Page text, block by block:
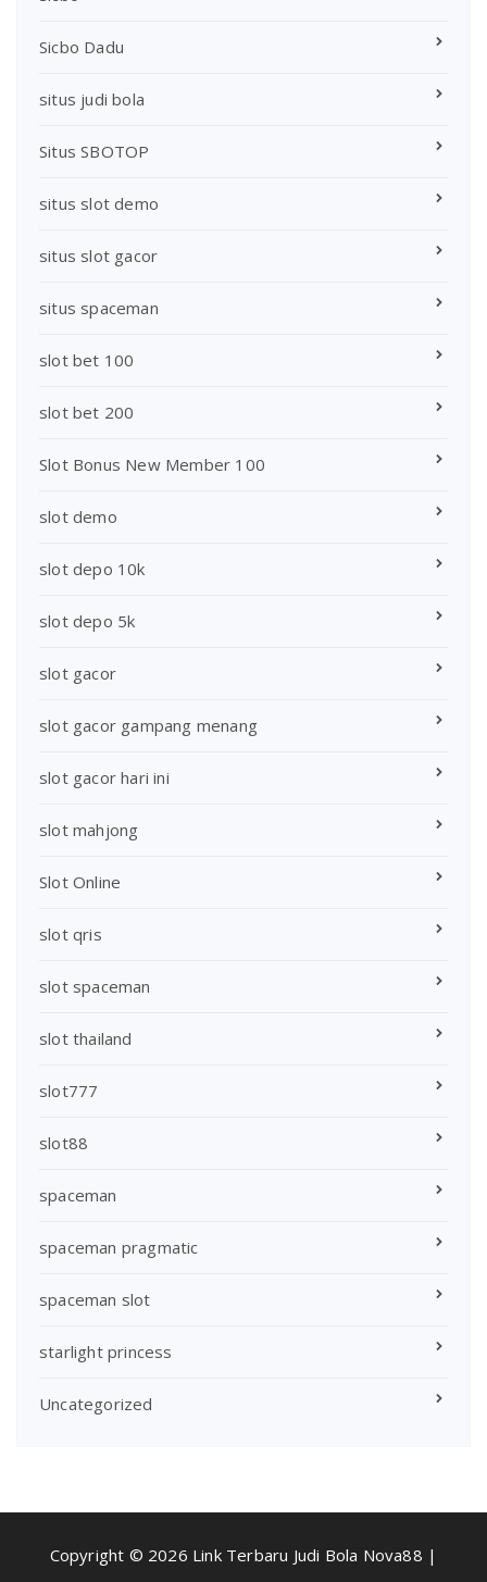
Sicbo Dadu
situs judi bola
Situs SBOTOP
situs slot demo
situs slot gacor
situs spaceman
slot bet 100
slot bet 200
Slot Bonus New Member 100
slot demo
slot depo 10k
slot depo 5k
slot gacor
slot gacor gampang menang
slot gacor hari ini
slot mahjong
Slot Online
slot qris
slot spaceman
slot thailand
slot777
slot88
spaceman
spaceman pragmatic
spaceman slot
starlight princess
Uncategorized
Copyright © 2026 Link Terbaru Judi Bola Nova88 |